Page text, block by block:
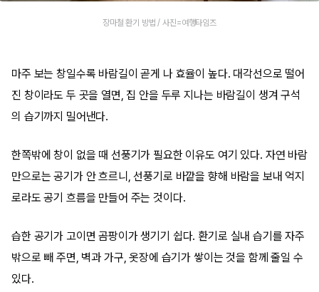
장마철 환기 방법 / 사진=여행타임즈
마주 보는 창일수록 바람길이 곧게 나 효율이 높다. 대각선으로 떨어
진 창이라도 두 곳을 열면, 집 안을 두루 지나는 바람길이 생겨 구석
의 습기까지 밀어낸다.
한쪽밖에 창이 없을 때 선풍기가 필요한 이유도 여기 있다. 자연 바람
만으로는 공기가 안 흐르니, 선풍기로 바깥을 향해 바람을 보내 억지
로라도 공기 흐름을 만들어 주는 것이다.
습한 공기가 고이면 곰팡이가 생기기 쉽다. 환기로 실내 습기를 자주
밖으로 빼 주면, 벽과 가구, 옷장에 습기가 쌓이는 것을 함께 줄일 수
있다.